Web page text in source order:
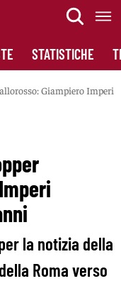
STATISTICHE
Giampiero Imperi
la notizia della
Roma verso